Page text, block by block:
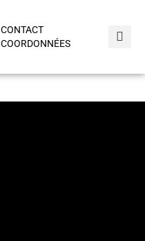
CONTACT
COORDONNÉES